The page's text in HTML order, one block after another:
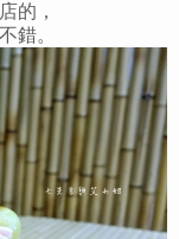
的，
錯。